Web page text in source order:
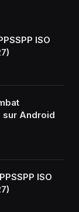
ISO
sur Android
ISO